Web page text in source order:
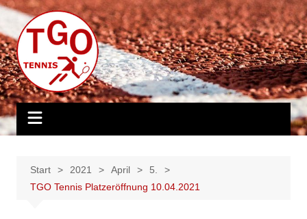
Zum
Inhalt
springen
Start 2021 April
5.
TGO Tennis Platzeröffnung 10.04.2021